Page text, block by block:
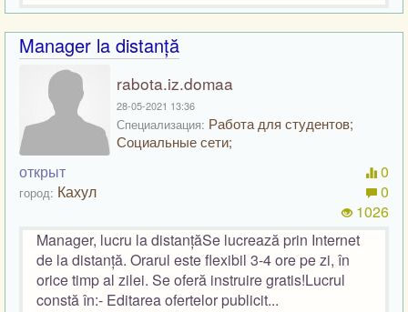
Manager la distanță
rabota.iz.domaa
28-05-2021 13:36
Специализация: Работа для студентов;
Социальные сети;
открыт
город: Кахул
0
0
1026
Manager, lucru la distanțăSe lucrează prin Internet
de la distanță. Orarul este flexibil 3-4 ore pe zi, în
orice timp al zilei. Se oferă instruire gratis!Lucrul
constă în:- Editarea ofertelor publicit...